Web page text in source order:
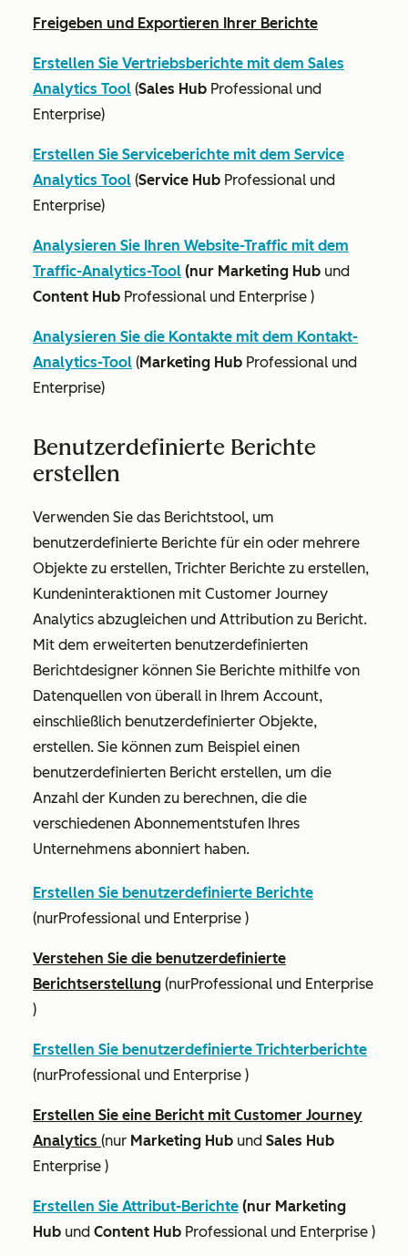
Freigeben und Exportieren Ihrer Berichte
Erstellen Sie Vertriebsberichte mit dem Sales
Analytics Tool (Sales Hub Professional und
Enterprise)
Erstellen Sie Serviceberichte mit dem Service
Analytics Tool (Service Hub Professional und
Enterprise)
Analysieren Sie Ihren Website-Traffic mit dem
Traffic-Analytics-Tool (nur Marketing Hub und
Content Hub Professional und Enterprise )
Analysieren Sie die Kontakte mit dem Kontakt-
Analytics-Tool (Marketing Hub Professional und
Enterprise)
Benutzerdefinierte Berichte
erstellen
Verwenden Sie das Berichtstool, um
benutzerdefinierte Berichte für ein oder mehrere
Objekte zu erstellen, Trichter Berichte zu erstellen,
Kundeninteraktionen mit Customer Journey
Analytics abzugleichen und Attribution zu Bericht.
Mit dem erweiterten benutzerdefinierten
Berichtdesigner können Sie Berichte mithilfe von
Datenquellen von überall in Ihrem Account,
einschließlich benutzerdefinierter Objekte,
erstellen. Sie können zum Beispiel einen
benutzerdefinierten Bericht erstellen, um die
Anzahl der Kunden zu berechnen, die die
verschiedenen Abonnementstufen Ihres
Unternehmens abonniert haben.
Erstellen Sie benutzerdefinierte Berichte
(nurProfessional und Enterprise )
Verstehen Sie die benutzerdefinierte
Berichtserstellung (nurProfessional und Enterprise
)
Erstellen Sie benutzerdefinierte Trichterberichte
(nurProfessional und Enterprise )
Erstellen Sie eine Bericht mit Customer Journey
Analytics (nur Marketing Hub und Sales Hub
Enterprise )
Erstellen Sie Attribut-Berichte (nur Marketing
Hub und Content Hub Professional und Enterprise )